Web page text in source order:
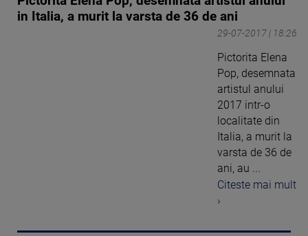
in Italia, a murit la varsta de 36 de ani
29-07-2017 | 18:26
Pictorita Elena
Pop, desemnata
artistul anului
2017 intr-o
localitate din
Italia, a murit la
varsta de 36 de
ani, au ...
Citeste mai mult
›